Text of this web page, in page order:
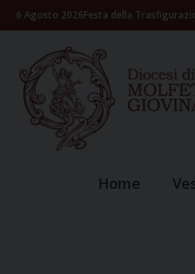
Skip6 Agosto 2026Festa della
Home